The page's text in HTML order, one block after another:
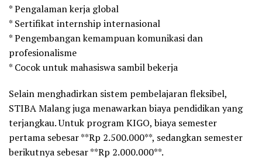
* Pengalaman kerja global
* Sertifikat internship internasional
* Pengembangan kemampuan komunikasi dan
profesionalisme
* Cocok untuk mahasiswa sambil bekerja
Selain menghadirkan sistem pembelajaran fleksibel,
STIBA Malang juga menawarkan biaya pendidikan yang
terjangkau. Untuk program KIGO, biaya semester
pertama sebesar **Rp 2.500.000**, sedangkan semester
berikutnya sebesar **Rp 2.000.000**.